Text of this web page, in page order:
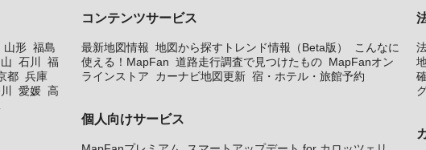
山形 福島
石川
福
都 兵庫
愛媛 高
コンテンツサービス
最新地図情報 地図から探すトレンド情報（Beta版）
こんなに
使える！MapFan 道路走行調査で見つけたもの MapFanオン
ラインストア
カーナビ地図更新 宿・ホテル・旅館予約
個人向けサービス